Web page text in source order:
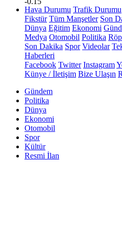
Hava Durumu Trafik Durumu
Fikstür Tüm Manşetler Son
Dünya Eğitim Ekonomi
Medya Otomobil Politika
Son Dakika Spor Videolar
Haberleri
Facebook Twitter Instagram
Künye / İletişim Bize Ulaşın
Gündem
Politika
Dünya
Ekonomi
Otomobil
Spor
Kültür
Resmi İlan